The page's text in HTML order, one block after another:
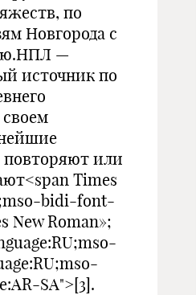
по
Новгорода с
—
источник по
повторяют или
Times
bidi-font-
New Roman»;
SA">[3].